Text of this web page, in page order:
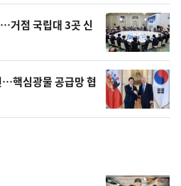
거점 국립대 3곳 신
핵심광물 공급망 협